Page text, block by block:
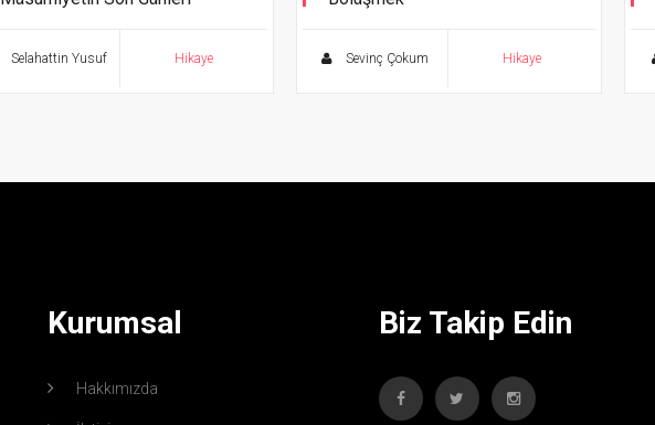
Selahattin Yusuf Hikaye Sevinç Çokum Hikaye
Kurumsal
Hakkımızda
Biz Takip Edin